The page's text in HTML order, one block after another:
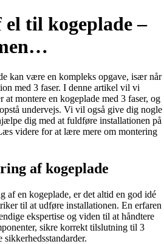
til kogeplade –
kan være en kompleks opgave, især når
med 3 faser. I denne artikel vil vi
montere en kogeplade med 3 faser, og
undervejs. Vi vil også give dig nogle
dig med at fuldføre installationen på
videre for at lære mere om montering
af kogeplade
af en kogeplade, er det altid en god idé
til at udføre installationen. En erfaren
ekspertise og viden til at håndtere
sikre korrekt tilslutning til 3